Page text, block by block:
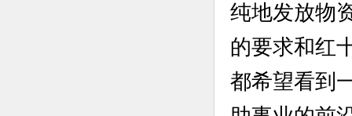
纯地发放物
的要求和红
都希望看到